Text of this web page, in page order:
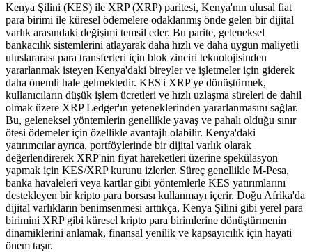
Kenya Şilini (KES) ile XRP (XRP) paritesi, Kenya'nın ulusal fiat
para birimi ile küresel ödemelere odaklanmış önde gelen bir dijital
varlık arasındaki değişimi temsil eder. Bu parite, geleneksel
bankacılık sistemlerini atlayarak daha hızlı ve daha uygun maliyetli
uluslararası para transferleri için blok zinciri teknolojisinden
yararlanmak isteyen Kenya'daki bireyler ve işletmeler için giderek
daha önemli hale gelmektedir. KES'i XRP'ye dönüştürmek,
kullanıcıların düşük işlem ücretleri ve hızlı uzlaşma süreleri de dahil
olmak üzere XRP Ledger'ın yeteneklerinden yararlanmasını sağlar.
Bu, geleneksel yöntemlerin genellikle yavaş ve pahalı olduğu sınır
ötesi ödemeler için özellikle avantajlı olabilir. Kenya'daki
yatırımcılar ayrıca, portföylerinde bir dijital varlık olarak
değerlendirerek XRP'nin fiyat hareketleri üzerine spekülasyon
yapmak için KES/XRP kurunu izlerler. Süreç genellikle M-Pesa,
banka havaleleri veya kartlar gibi yöntemlerle KES yatırımlarını
destekleyen bir kripto para borsası kullanmayı içerir. Doğu Afrika'da
dijital varlıkların benimsenmesi arttıkça, Kenya Şilini gibi yerel para
birimini XRP gibi küresel kripto para birimlerine dönüştürmenin
dinamiklerini anlamak, finansal yenilik ve kapsayıcılık için hayati
önem taşır.